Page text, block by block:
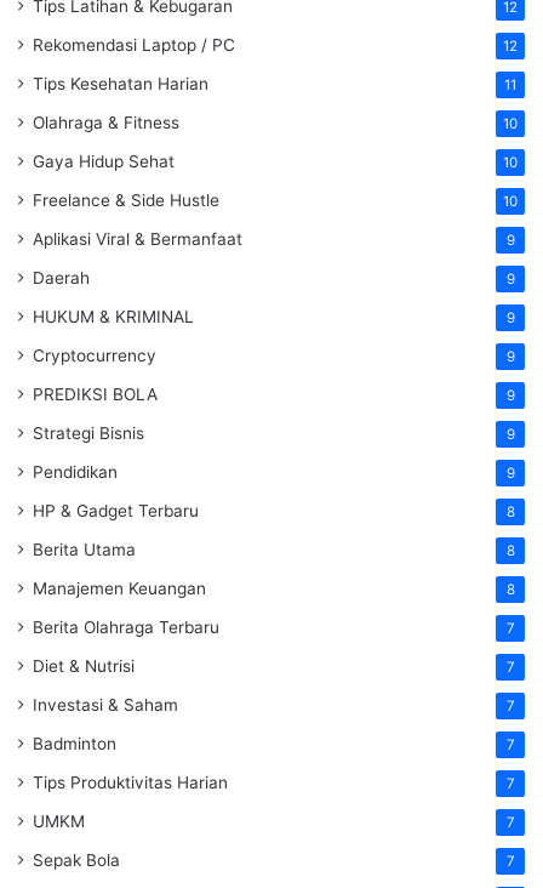
Tips Latihan & Kebugaran 12
Rekomendasi Laptop / PC 12
Tips Kesehatan Harian 11
Olahraga & Fitness 10
Gaya Hidup Sehat 10
Freelance & Side Hustle 10
Aplikasi Viral & Bermanfaat 9
Daerah 9
HUKUM & KRIMINAL 9
Cryptocurrency 9
PREDIKSI BOLA 9
Strategi Bisnis 9
Pendidikan 9
HP & Gadget Terbaru 8
Berita Utama 8
Manajemen Keuangan 8
Berita Olahraga Terbaru 7
Diet & Nutrisi 7
Investasi & Saham 7
Badminton 7
Tips Produktivitas Harian 7
UMKM 7
Sepak Bola 7